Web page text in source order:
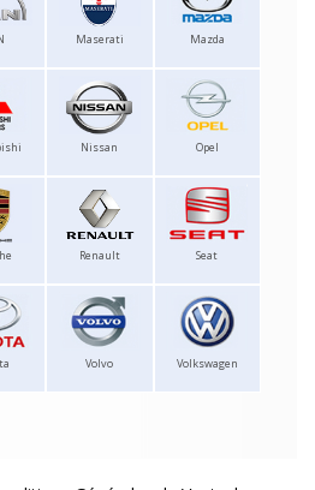
Maserati Mazda
Nissan Opel
Renault Seat
Volvo Volkswagen